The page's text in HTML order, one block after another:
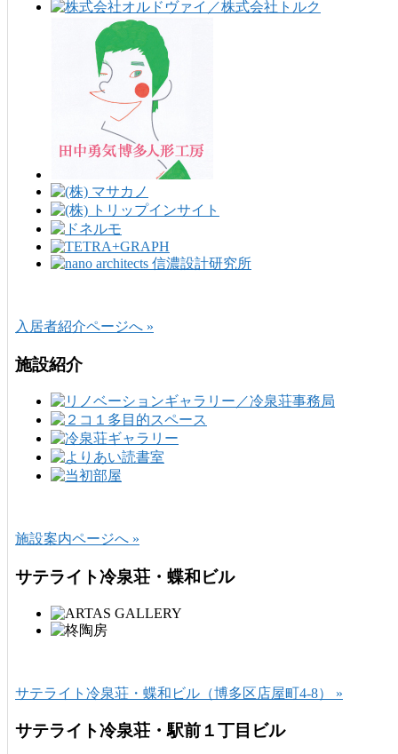
入居者紹介ページへ »
施設紹介
施設案内ページへ »
サテライト冷泉荘・蝶和ビル
サテライト冷泉荘・蝶和ビル（博多区店屋町4-8） »
サテライト冷泉荘・駅前１丁目ビル